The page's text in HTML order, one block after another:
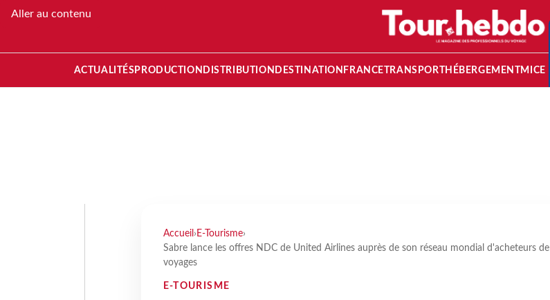
Aller au contenu
ACTUALITÉS PRODUCTION DISTRIBUTION DESTINATION FRANCETRANSPORT HÉBERGEMENTMICE
Accueil › E-Tourisme›
Sabre lance les offres NDC de United Airlines auprès de son réseau mondial d'acheteurs de
voyages
E-TOURISME